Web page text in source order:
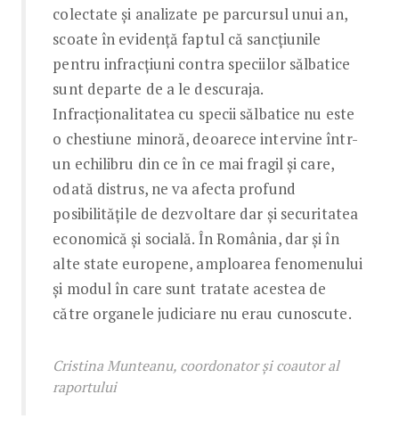
colectate și analizate pe parcursul unui an,
scoate în evidență faptul că sancțiunile
pentru infracțiuni contra speciilor sălbatice
sunt departe de a le descuraja.
Infracționalitatea cu specii sălbatice nu este
o chestiune minoră, deoarece intervine într-
un echilibru din ce în ce mai fragil și care,
odată distrus, ne va afecta profund
posibilitățile de dezvoltare dar și securitatea
economică și socială. În România, dar și în
alte state europene, amploarea fenomenului
și modul în care sunt tratate acestea de
către organele judiciare nu erau cunoscute.
Cristina Munteanu, coordonator și coautor al
raportului